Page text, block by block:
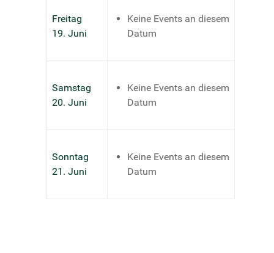
Freitag
19. Juni
Keine Events an diesem
Datum
Samstag
20. Juni
Keine Events an diesem
Datum
Sonntag
21. Juni
Keine Events an diesem
Datum